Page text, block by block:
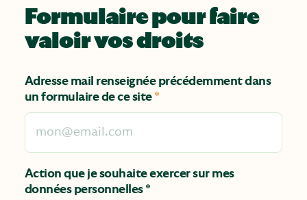
Formulaire pour faire
valoir vos droits
Adresse mail renseignée précédemment dans
un formulaire de ce site *
Action que je souhaite exercer sur mes
données personnelles *